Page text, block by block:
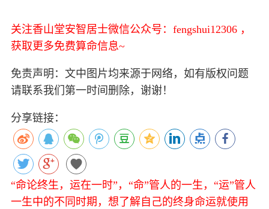
关注香山堂安智居士微信公众号：fengshui12306 ，
获取更多免费算命信息~
免责声明：文中图片均来源于网络，如有版权问题
请联系我们第一时间删除，谢谢！
分享链接：
“命论终生，运在一时”，“命”管人的一生，“运”管人
一生中的不同时期，想了解自己的终身命运就使用